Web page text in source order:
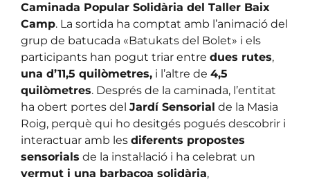
Caminada Popular Solidària del Taller Baix
Camp. La sortida ha comptat amb l’animació del
grup de batucada «Batukats del Bolet» i els
participants han pogut triar entre dues rutes,
una d’11,5 quilòmetres, i l’altre de 4,5
quilòmetres. Després de la caminada, l’entitat
ha obert portes del Jardí Sensorial de la Masia
Roig, perquè qui ho desitgés pogués descobrir i
interactuar amb les diferents propostes
sensorials de la instal·lació i ha celebrat un
vermut i una barbacoa solidària,